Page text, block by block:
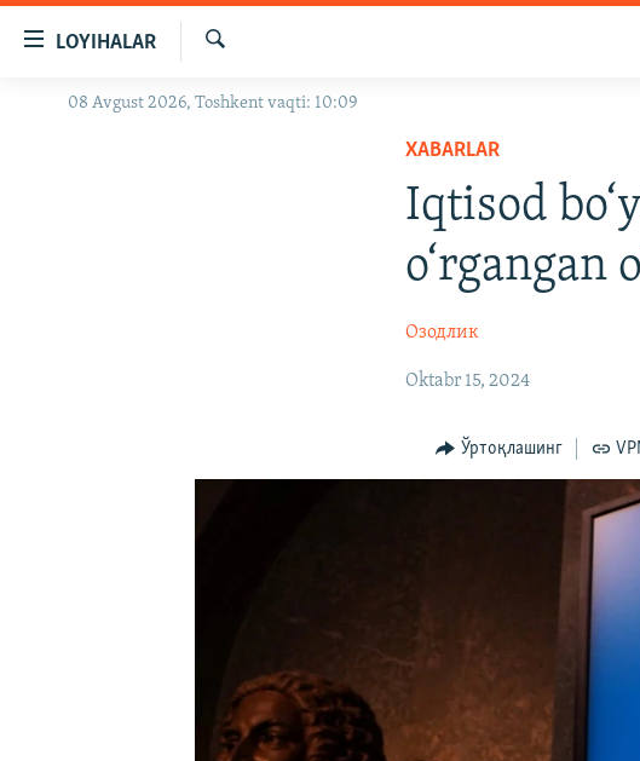
Бош
LOYIHALAR
OZODLIK SURISHTIRUVLARI
Излаш
08 Avgust 2026, Toshkent vaqti: 10:09
XABARLAR
Iqtisod
Озодлик
Oktabr 15, 2024
Ўртоқлашинг